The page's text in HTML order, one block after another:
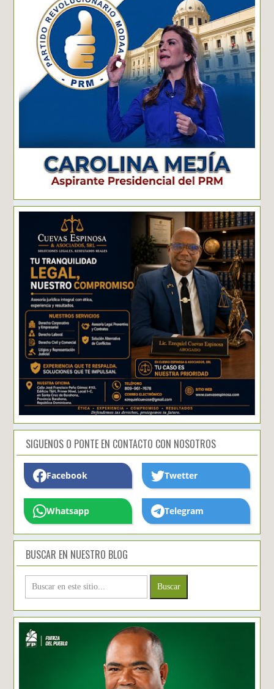
SIGUENOS O PONTE EN CONTACTO CON NOSOTROS
Facebook Twetter
Whatsapp Telegram
BUSCAR EN NUESTRO BLOG